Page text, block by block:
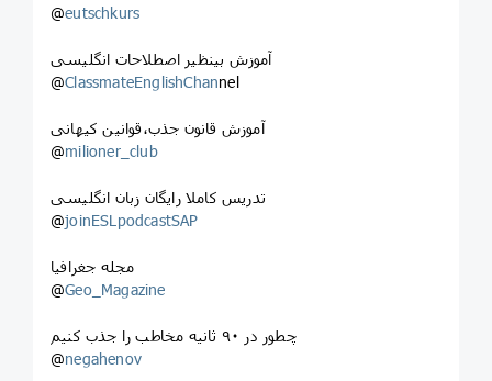
@eutschkurs
آموزش بینظیر اصطلاحات انگلیسی
@ClassmateEnglishChannel
آموزش قانون جذب،قوانین کیهانی
@milioner_club
تدریس کاملا رایگان زبان انگلیسی
@joinESLpodcastSAP
مجله جغرافیا
@Geo_Magazine
چطور در ۹۰ ثانیه مخاطب را جذب کنیم
@negahenov